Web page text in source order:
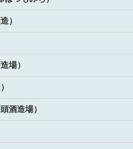
）
場）
酒造場）